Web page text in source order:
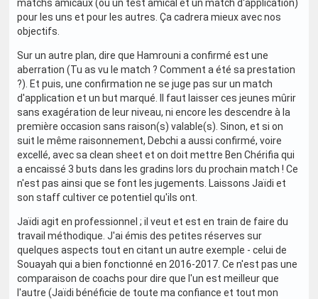
matchs amicaux (ou un test amical et un match d'application)
pour les uns et pour les autres. Ça cadrera mieux avec nos
objectifs.
Sur un autre plan, dire que Hamrouni a confirmé est une
aberration (Tu as vu le match ? Comment a été sa prestation
?). Et puis, une confirmation ne se juge pas sur un match
d'application et un but marqué. Il faut laisser ces jeunes mûrir
sans exagération de leur niveau, ni encore les descendre à la
première occasion sans raison(s) valable(s). Sinon, et si on
suit le même raisonnement, Debchi a aussi confirmé, voire
excellé, avec sa clean sheet et on doit mettre Ben Chérifia qui
a encaissé 3 buts dans les gradins lors du prochain match ! Ce
n'est pas ainsi que se font les jugements. Laissons Jaïdi et
son staff cultiver ce potentiel qu'ils ont.
Jaïdi agit en professionnel ; il veut et est en train de faire du
travail méthodique. J'ai émis des petites réserves sur
quelques aspects tout en citant un autre exemple - celui de
Souayah qui a bien fonctionné en 2016-2017. Ce n'est pas une
comparaison de coachs pour dire que l'un est meilleur que
l'autre (Jaïdi bénéficie de toute ma confiance et tout mon